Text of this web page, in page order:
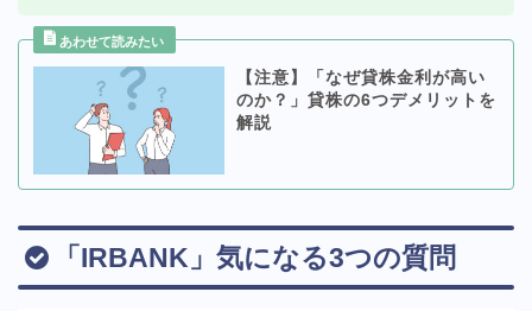
【注意】「なぜ貸株金利が高い
のか？」貸株の6つデメリットを
解説
「IRBANK」気になる3つの質問